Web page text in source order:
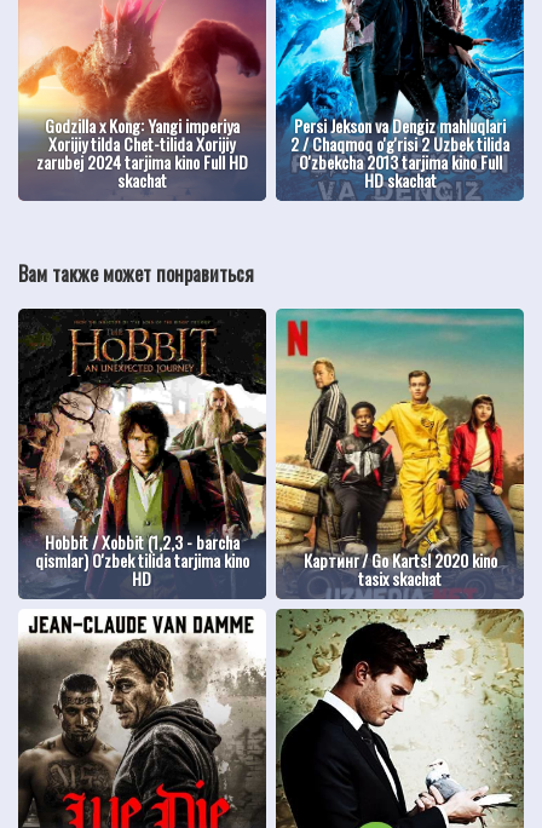
Godzilla x Kong: Yangi imperiya
Xorijiy tilda Chet-tilida Xorijiy
zarubej 2024 tarjima kino Full HD
skachat
Persi Jekson va Dengiz mahluqlari
2 / Chaqmoq o'g'risi 2 Uzbek tilida
O'zbekcha 2013 tarjima kino Full
HD skachat
Вам также может понравиться
Hobbit / Xobbit (1,2,3 - barcha
qismlar) O'zbek tilida tarjima kino
HD
Картинг / Go Karts! 2020 kino
tasix skachat